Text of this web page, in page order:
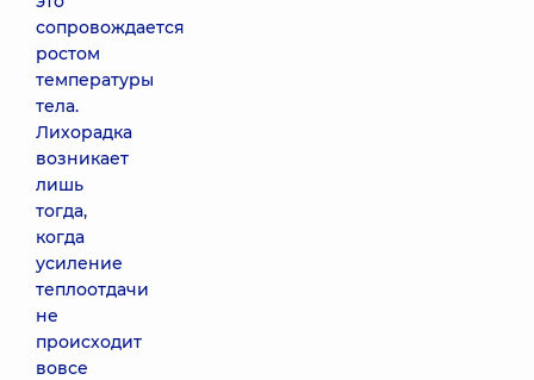
сопровождается
ростом
температуры
тела.
Лихорадка
возникает
лишь
тогда,
когда
усиление
теплоотдачи
не
происходит
вовсе